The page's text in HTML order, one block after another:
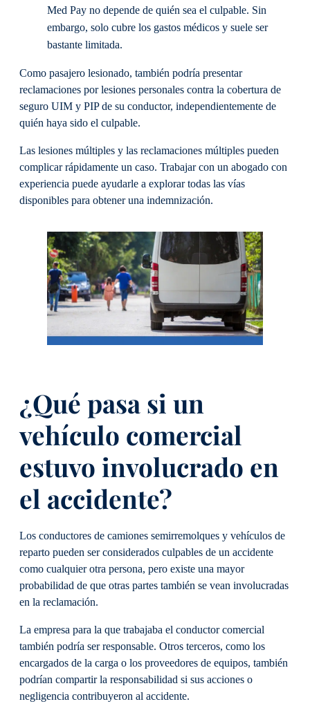
Med Pay no depende de quién sea el culpable. Sin
embargo, solo cubre los gastos médicos y suele ser
bastante limitada.
Como pasajero lesionado, también podría presentar
reclamaciones por lesiones personales contra la cobertura de
seguro UIM y PIP de su conductor, independientemente de
quién haya sido el culpable.
Las lesiones múltiples y las reclamaciones múltiples pueden
complicar rápidamente un caso. Trabajar con un abogado con
experiencia puede ayudarle a explorar todas las vías
disponibles para obtener una indemnización.
¿Qué pasa si un
vehículo comercial
estuvo involucrado en
el accidente?
Los conductores de camiones semirremolques y vehículos de
reparto pueden ser considerados culpables de un accidente
como cualquier otra persona, pero existe una mayor
probabilidad de que otras partes también se vean involucradas
en la reclamación.
La empresa para la que trabajaba el conductor comercial
también podría ser responsable. Otros terceros, como los
encargados de la carga o los proveedores de equipos, también
podrían compartir la responsabilidad si sus acciones o
negligencia contribuyeron al accidente.